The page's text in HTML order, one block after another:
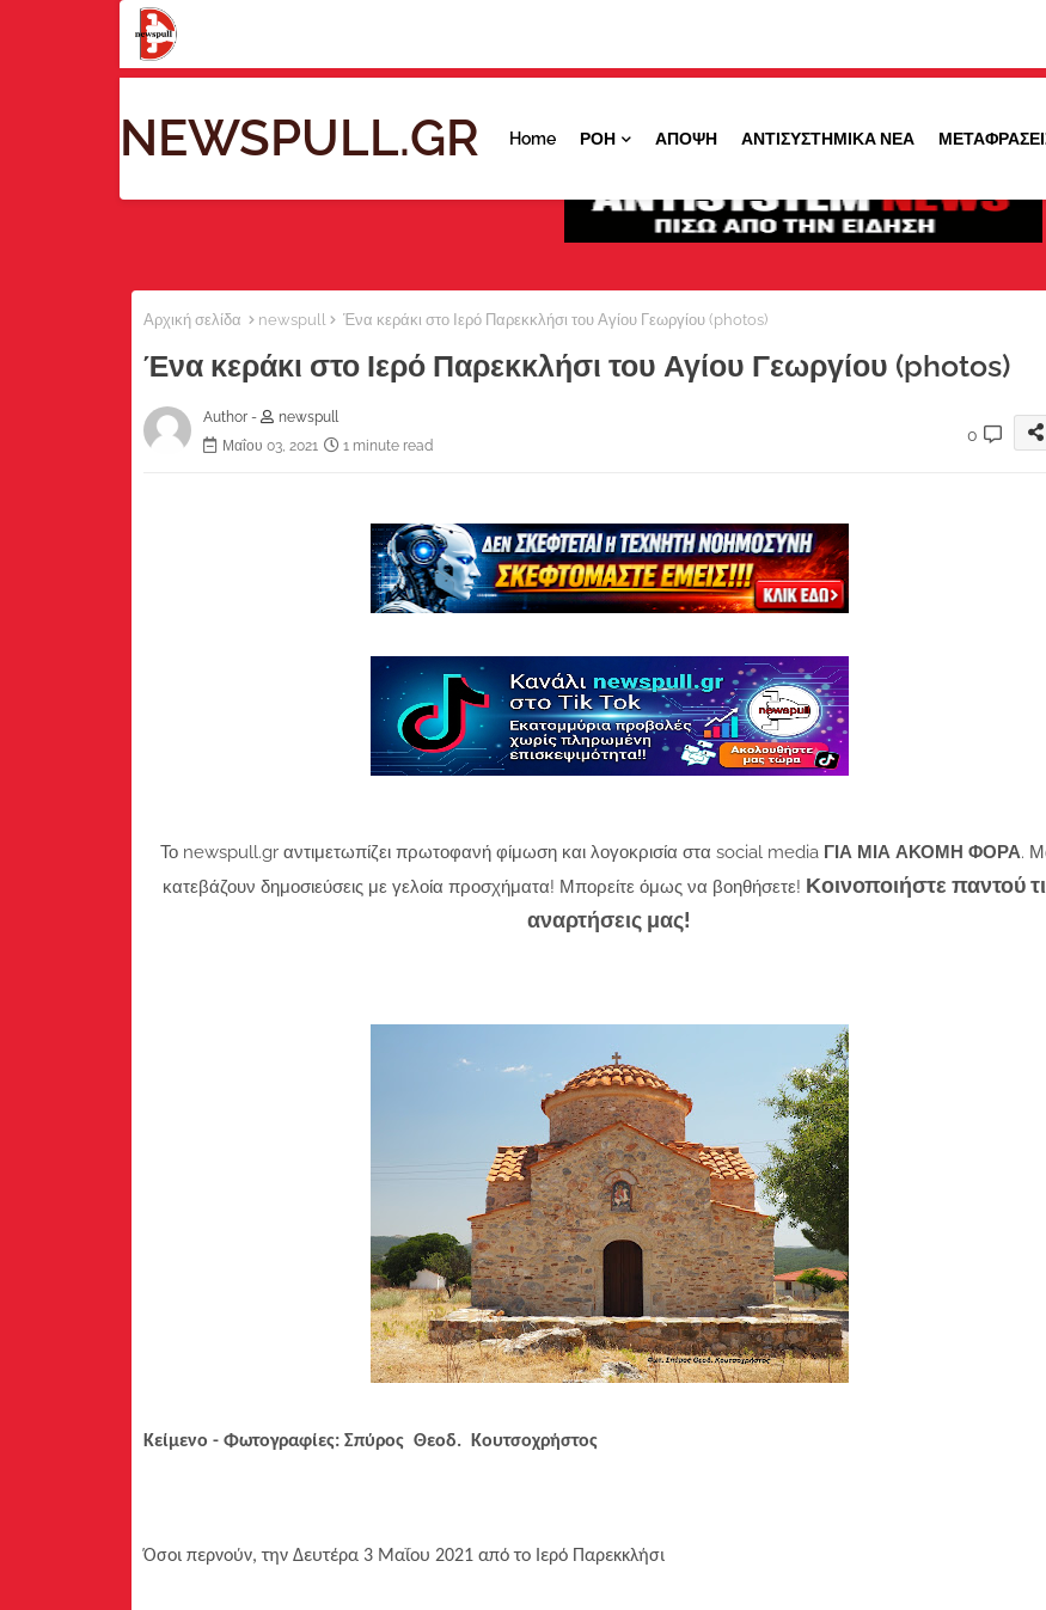
NEWSPULL.GR Home ΡΟΗ ΑΠΟΨΗ ΑΝΤΙΣΥΣΤΗΜΙΚΑ ΝΕΑ
Αρχική σελίδα newspull Ένα κεράκι στο Ιερό Παρεκκλήσι του Αγίου Γεωργίου (photos)
Ένα κεράκι στο Ιερό Παρεκκλήσι του Αγίου Γεωργίου (photos)
Author -
newspull
Μαΐου 03, 2021
1 minute read
0
Το newspull.gr αντιμετωπίζει πρωτοφανή φίμωση και λογοκρισία στα social media ΓΙΑ ΜΙΑ ΑΚΟΜΗ ΦΟΡΑ.
κατεβάζουν δημοσιεύσεις με γελοία προσχήματα! Μπορείτε όμως να βοηθήσετε! Κοινοποιήστε παντού
αναρτήσεις μας!
Κείμενο - Φωτογραφίες: Σπύρος Θεοδ. Κουτσοχρήστος
Όσοι περνούν, την Δευτέρα 3 Μαΐου 2021 από το Ιερό Παρεκκλήσι
λαμβάνετε ειδοποιήσεις για σημαντικά